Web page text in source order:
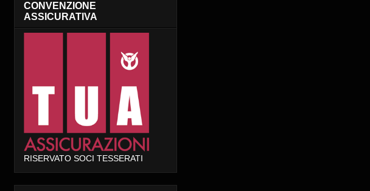
CONVENZIONE
ASSICURATIVA
RISERVATO SOCI TESSERATI